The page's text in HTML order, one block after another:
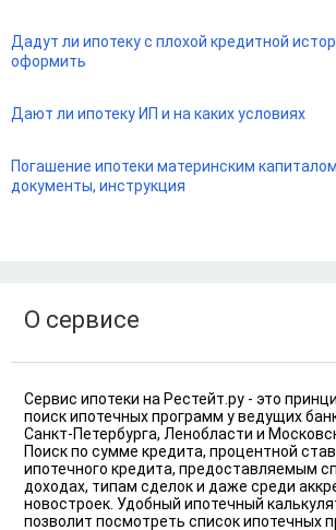
Дадут ли ипотеку с плохой кредитной
оформить
Дают ли ипотеку ИП и на каких условиях
Погашение ипотеки материнским
документы, инструкция
О сервисе
Сервис ипотеки на Рестейт.ру - это
поиск ипотечных программ у ведущих
Санкт-Петербурга, Ленобласти и
Поиск по сумме кредита, процентной
ипотечного кредита, предоставляемым
доходах, типам сделок и даже среди
новостроек. Удобный ипотечный
позволит посмотреть список ипотечных